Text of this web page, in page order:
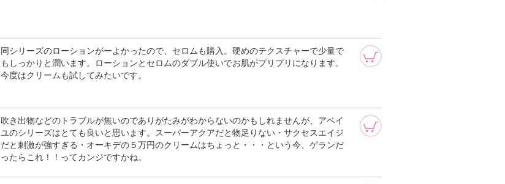
同シリーズのローションがーよかったので、セロムも購入。硬めのテクスチャーで少量で
もしっかりと潤います。ローションとセロムのダブル使いでお肌がプリプリになります。
今度はクリームも試してみたいです。
吹き出物などのトラブルが無いのでありがたみがわからないのかもしれませんが、アベイ
ユのシリーズはとても良いと思います。スーパーアクアだと物足りない・サクセスエイジ
だと刺激が強すぎる・オーキデの５万円のクリームはちょっと・・・という今、ゲランだ
ったらこれ！！ってカンジですかね。